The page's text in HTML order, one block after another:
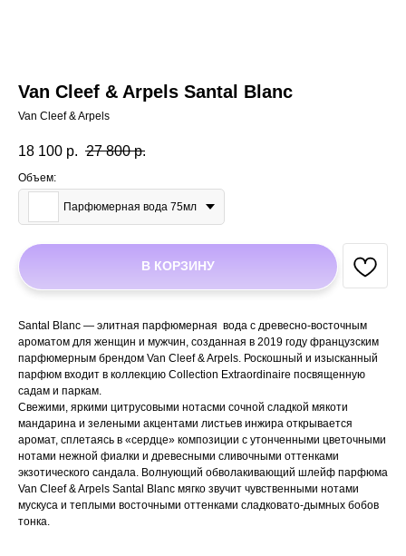
Van Cleef & Arpels Santal Blanc
Van Cleef & Arpels
18 100 р. 27 800 р.
Объем:
Парфюмерная вода 75мл
В КОРЗИНУ
Santal Blanc — элитная парфюмерная вода с древесно-восточным
ароматом для женщин и мужчин, созданная в 2019 году французским
парфюмерным брендом Van Cleef & Arpels. Роскошный и изысканный
парфюм входит в коллекцию Collection Extraordinaire посвященную
садам и паркам.
Свежими, яркими цитрусовыми нотасми сочной сладкой мякоти
мандарина и зелеными акцентами листьев инжира открывается
аромат, сплетаясь в «сердце» композиции с утонченными цветочными
нотами нежной фиалки и древесными сливочными оттенками
экзотического сандала. Волнующий обволакивающий шлейф парфюма
Van Cleef & Arpels Santal Blanc мягко звучит чувственными нотами
мускуса и теплыми восточными оттенками сладковато-дымных бобов
тонка.